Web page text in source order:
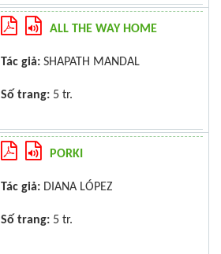
ALL THE WAY HOME
Tác giả: SHAPATH MANDAL
Số trang: 5 tr.
PORKI
Tác giả: DIANA LÓPEZ
Số trang: 5 tr.